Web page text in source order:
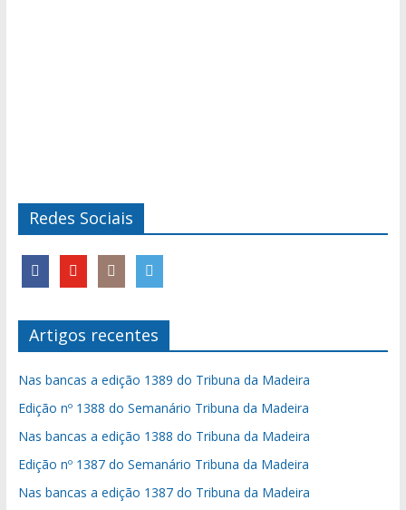
Redes Sociais
Artigos recentes
Nas bancas a edição 1389 do Tribuna da Madeira
Edição nº 1388 do Semanário Tribuna da Madeira
Nas bancas a edição 1388 do Tribuna da Madeira
Edição nº 1387 do Semanário Tribuna da Madeira
Nas bancas a edição 1387 do Tribuna da Madeira